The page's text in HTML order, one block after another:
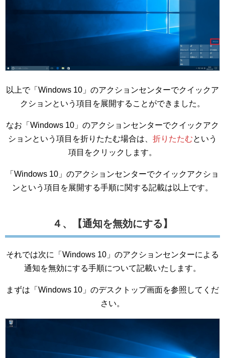
以上で「Windows 10」のアクションセンターでクイックア
クションという項目を展開することができました。
なお「Windows 10」のアクションセンターでクイックアク
ションという項目を折りたたむ場合は、 折りたたむという
項目をクリックします。
「Windows 10」のアクションセンターでクイックアクショ
ンという項目を展開する手順に関する記載は以上です。
４、【通知を無効にする】
それでは次に「Windows 10」のアクションセンターによる
通知を無効にする手順について記載いたします。
まずは「Windows 10」のデスクトップ画面を参照してくだ
さい。